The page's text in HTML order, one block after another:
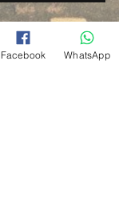
Facebook WhatsApp